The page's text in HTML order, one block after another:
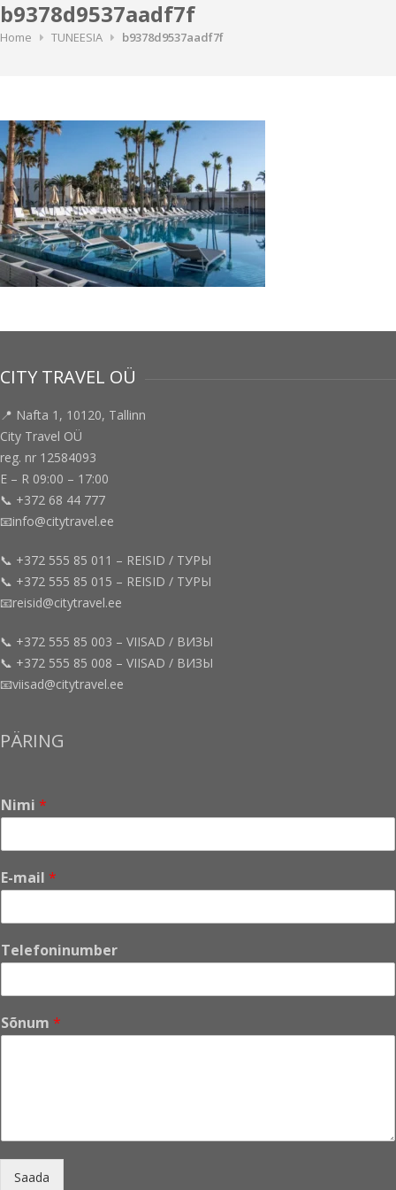
b9378d9537aadf7f
Home TUNEESIA b9378d9537aadf7f
CITY TRAVEL OÜ
📍 Nafta 1, 10120, Tallinn
City Travel OÜ
reg. nr 12584093
E – R 09:00 – 17:00
📞 +372 68 44 777
📧info@citytravel.ee
📞 +372 555 85 011 – REISID / ТУРЫ
📞 +372 555 85 015 – REISID / ТУРЫ
📧reisid@citytravel.ee
📞 +372 555 85 003 – VIISAD / ВИЗЫ
📞 +372 555 85 008 – VIISAD / ВИЗЫ
📧viisad@citytravel.ee
PÄRING
Nimi *
*
E
m
*
E-mail *
Telefoninumber
Sõnum *
Saada